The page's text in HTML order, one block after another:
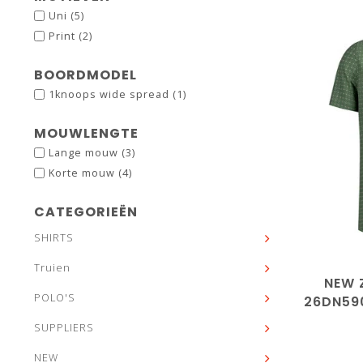
Uni (5)
Print (2)
BOORDMODEL
1knoops wide spread (1)
MOUWLENGTE
Lange mouw (3)
Korte mouw (4)
CATEGORIEËN
SHIRTS
Truien
POLO'S
SUPPLIERS
NEW
NEW